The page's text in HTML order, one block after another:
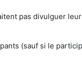
pas divulguer
(sauf si le